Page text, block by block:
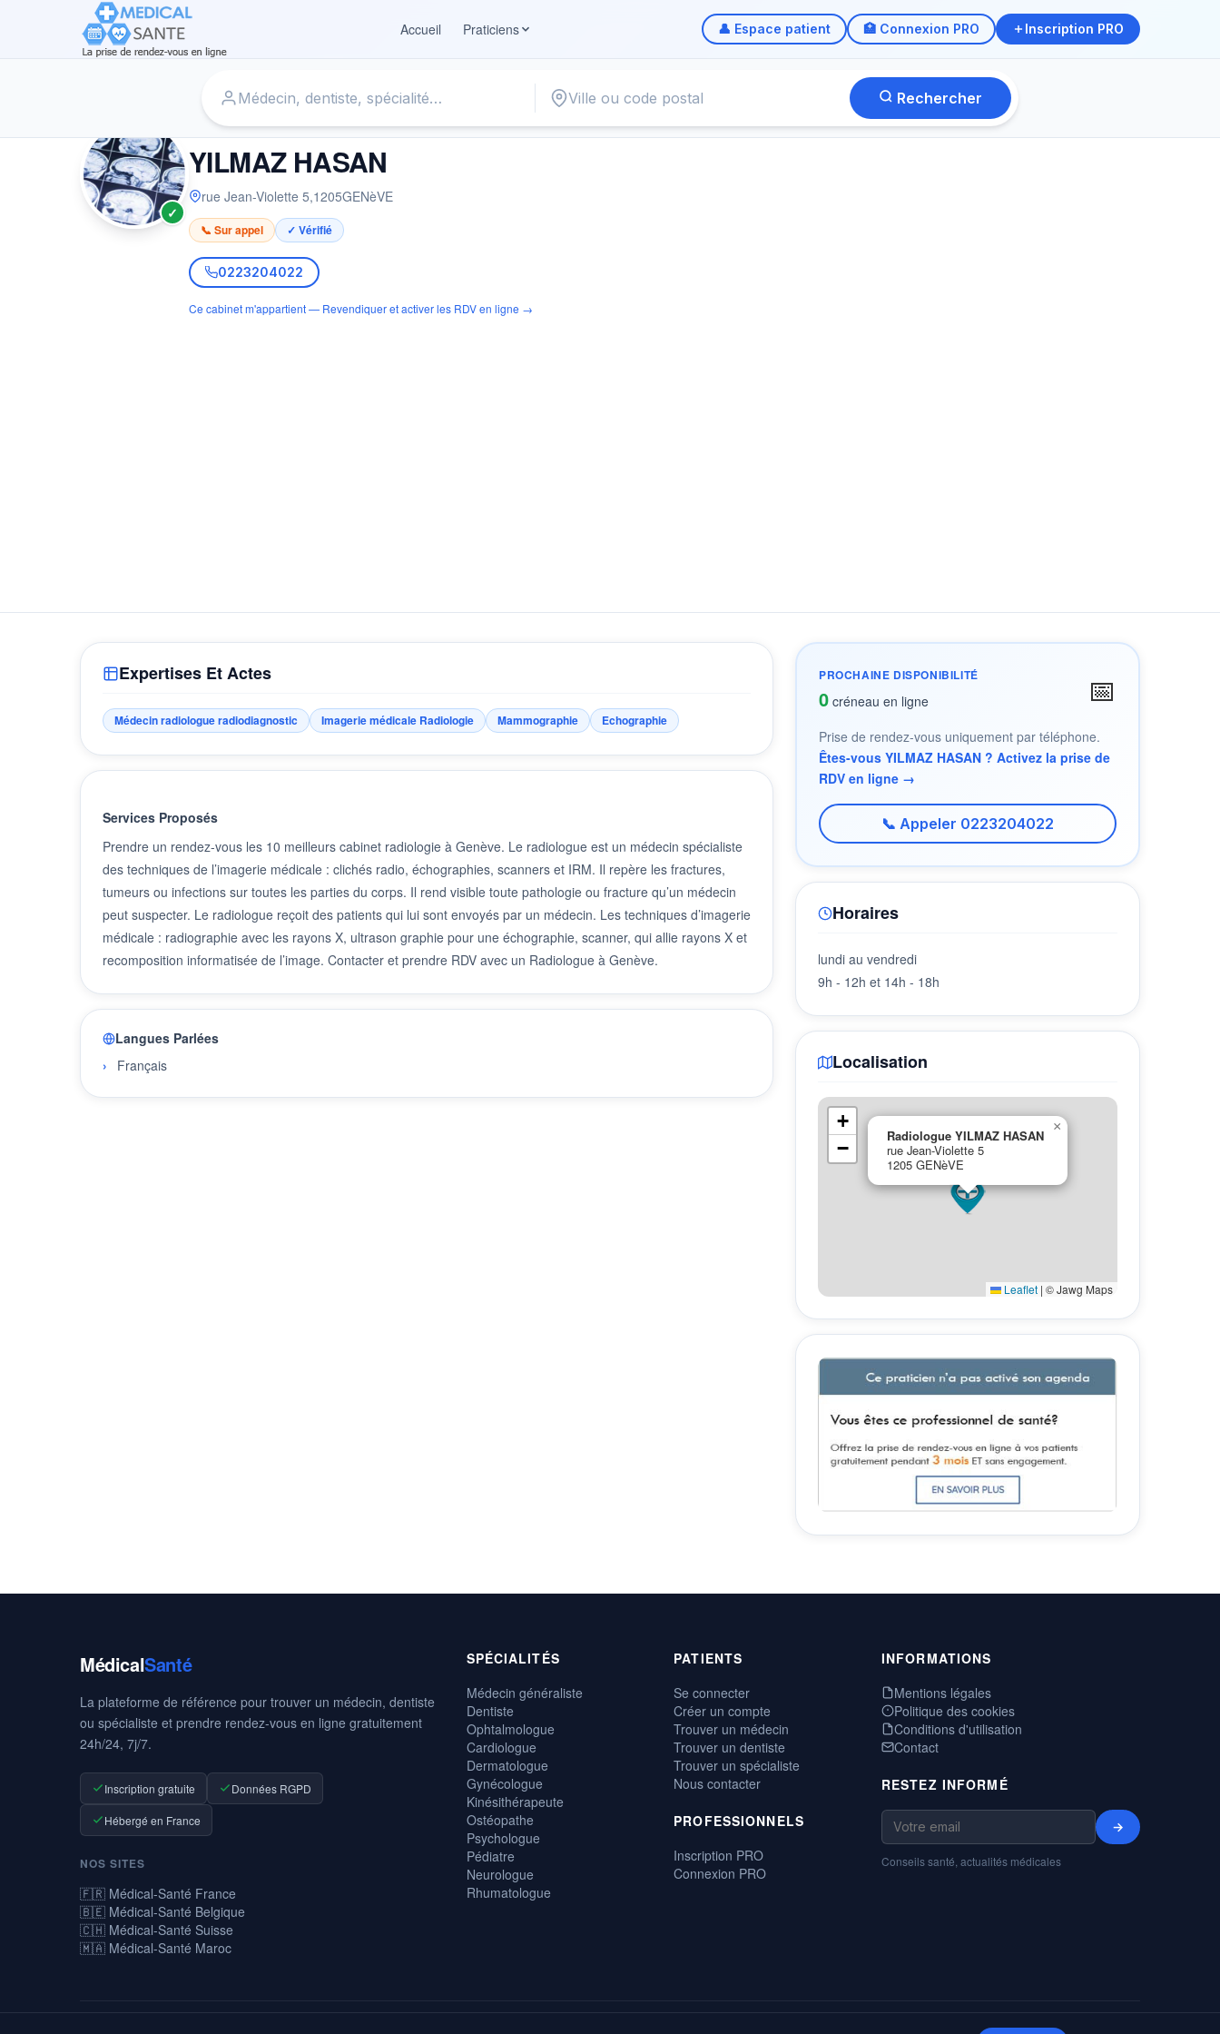
Accueil
Praticiens 👤 Espace patient 🏥 Connexion PRO Inscription PRO
Rechercher
✓
RADIOLOGUE
YILMAZ HASAN
rue Jean-Violette 5,1205GENèVE
📞 Sur appel ✓ Vérifié
0223204022
Ce cabinet m'appartient — Revendiquer et activer les RDV en ligne →
Expertises Et Actes
Médecin radiologue radiodiagnostic Imagerie médicale Radiologie Mammographie Echographie
Services Proposés
Prendre un rendez-vous les 10 meilleurs cabinet radiologie à Genève. Le radiologue est un médecin spécialiste
des techniques de l’imagerie médicale : clichés radio, échographies, scanners et IRM. Il repère les fractures,
tumeurs ou infections sur toutes les parties du corps. Il rend visible toute pathologie ou fracture qu’un médecin
peut suspecter. Le radiologue reçoit des patients qui lui sont envoyés par un médecin. Les techniques d’imagerie
médicale : radiographie avec les rayons X, ultrason graphie pour une échographie, scanner, qui allie rayons X et
recomposition informatisée de l’image. Contacter et prendre RDV avec un Radiologue à Genève.
Langues Parlées
Français
PROCHAINE DISPONIBILITÉ
0 créneau en ligne 📅
Prise de rendez-vous uniquement par téléphone.
Êtes-vous YILMAZ HASAN ? Activez la prise de
RDV en ligne →
📞 Appeler 0223204022
Horaires
lundi au vendredi
9h - 12h et 14h - 18h
Localisation
Radiologue YILMAZ HASAN
rue Jean-Violette 5
1205 GENèVE
×
+
−
Leaflet | © Jawg Maps
MédicalSanté
La plateforme de référence pour trouver un médecin, dentiste
ou spécialiste et prendre rendez-vous en ligne gratuitement
24h/24, 7j/7.
Inscription gratuite Données RGPD
Hébergé en France
NOS SITES
🇫🇷 Médical-Santé France
🇧🇪 Médical-Santé Belgique
🇨🇭 Médical-Santé Suisse
🇲🇦 Médical-Santé Maroc
SPÉCIALITÉS
Médecin généraliste
Dentiste
Ophtalmologue
Cardiologue
Dermatologue
Gynécologue
Kinésithérapeute
Ostéopathe
Psychologue
Pédiatre
Neurologue
Rhumatologue
PATIENTS
Se connecter
Créer un compte
Trouver un médecin
Trouver un dentiste
Trouver un spécialiste
Nous contacter
PROFESSIONNELS
Inscription PRO
Connexion PRO
INFORMATIONS
Mentions légales
Politique des cookies
Conditions d'utilisation
Contact
RESTEZ INFORMÉ
→
Conseils santé, actualités médicales